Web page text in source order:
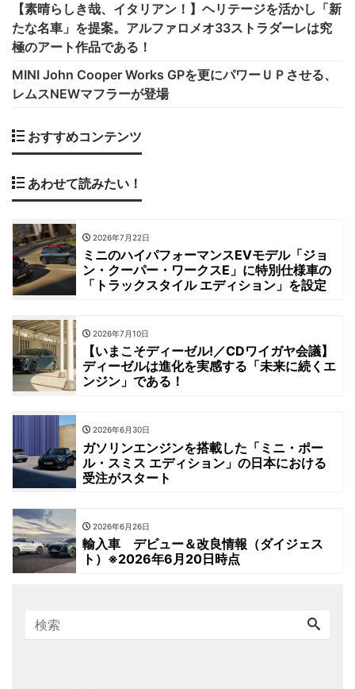
【素晴らしき哉、イタリアン！】ヘリテージを活かし「新
たな名車」を提案。アルファロメオ33ストラダーレは究
極のアート作品である！
MINI John Cooper Works GPを更にパワーＵＰさせる、
レムスNEWマフラーが登場
おすすめコンテンツ
あわせて読みたい！
2026年7月22日
ミニのハイパフォーマンスEVモデル「ジョ
ン・クーパー・ワークスE」に特別仕様車の
「トラックスタイル エディション」を設定
2026年7月10日
【いまこそディーゼル!／CDワイガヤ会議】
ディーゼルは進化を実感する「未来に続くエ
ンジン」である！
2026年6月30日
ガソリンエンジンを搭載した「ミニ・ポー
ル・スミス エディション」の日本における
受注がスタート
2026年6月26日
輸入車 デビュー＆改良情報（ダイジェス
ト）※2026年6月20日時点